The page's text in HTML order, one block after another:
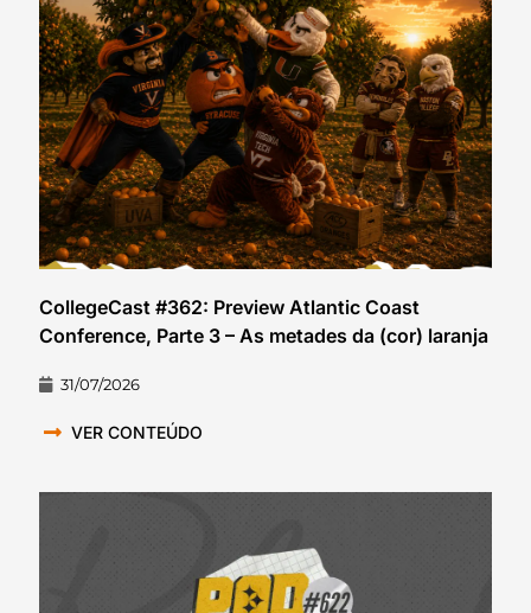
CollegeCast #362: Preview Atlantic Coast
Conference, Parte 3 – As metades da (cor) laranja
31/07/2026
VER CONTEÚDO